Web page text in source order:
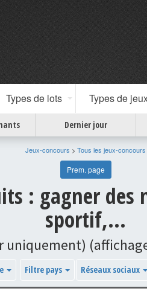
Types de lots Types de
Dernier jour
Jeux-concours > Tous les jeux-concours
Prem. page
: gagner
sportif,...
uniquement)
Filtre pays Réseaux sociaux